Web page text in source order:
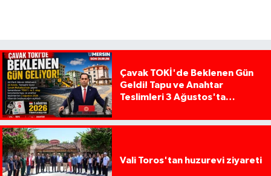
Çavak TOKİ'de Beklenen Gün
Geldi! Tapu ve Anahtar
Teslimleri 3 Ağustos'ta
Vali Toros'tan huzurevi ziyareti